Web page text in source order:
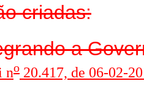
criadas:
a
no 20.417, de 06-02-